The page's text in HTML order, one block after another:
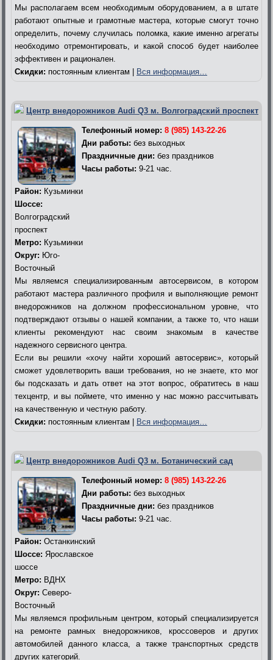
Мы располагаем всем необходимым оборудованием, а в штате
работают опытные и грамотные мастера, которые смогут точно
определить, почему случилась поломка, какие именно агрегаты
необходимо отремонтировать, и какой способ будет наиболее
эффективен и рационален.
Скидки: постоянным клиентам | Вся информация…
Центр внедорожников Audi Q3 м. Волгоградский проспект
Телефонный номер: 8 (985) 143-22-26
Дни работы: без выходных
Праздничные дни: без праздников
Часы работы: 9-21 час.
Район: Кузьминки
Шоссе:
Волгоградский
проспект
Метро: Кузьминки
Округ: Юго-
Восточный
Мы являемся специализированным автосервисом, в котором
работают мастера различного профиля и выполняющие ремонт
внедорожников на должном профессиональном уровне, что
подтверждают отзывы о нашей компании, а также то, что наши
клиенты рекомендуют нас своим знакомым в качестве
надежного сервисного центра.
Если вы решили «хочу найти хороший автосервис», который
сможет удовлетворить ваши требования, но не знаете, кто мог
бы подсказать и дать ответ на этот вопрос, обратитесь в наш
техцентр, и вы поймете, что именно у нас можно рассчитывать
на качественную и честную работу.
Скидки: постоянным клиентам | Вся информация…
Центр внедорожников Audi Q3 м. Ботанический сад
Телефонный номер: 8 (985) 143-22-26
Дни работы: без выходных
Праздничные дни: без праздников
Часы работы: 9-21 час.
Район: Останкинский
Шоссе: Ярославское
шоссе
Метро: ВДНХ
Округ: Северо-
Восточный
Мы являемся профильным центром, который специализируется
на ремонте рамных внедорожников, кроссоверов и других
автомобилей данного класса, а также транспортных средств
других категорий.